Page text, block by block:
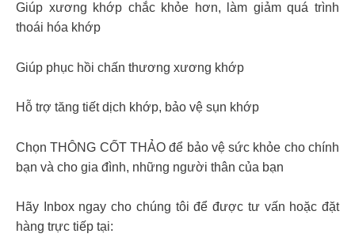
Giúp xương khớp chắc khỏe hơn, làm giảm quá trình
thoái hóa khớp
Giúp phục hồi chấn thương xương khớp
Hỗ trợ tăng tiết dịch khớp, bảo vệ sụn khớp
Chọn THÔNG CỐT THẢO để bảo vệ sức khỏe cho chính
bạn và cho gia đình, những người thân của bạn
Hãy Inbox ngay cho chúng tôi để được tư vấn hoặc đặt
hàng trực tiếp tại: